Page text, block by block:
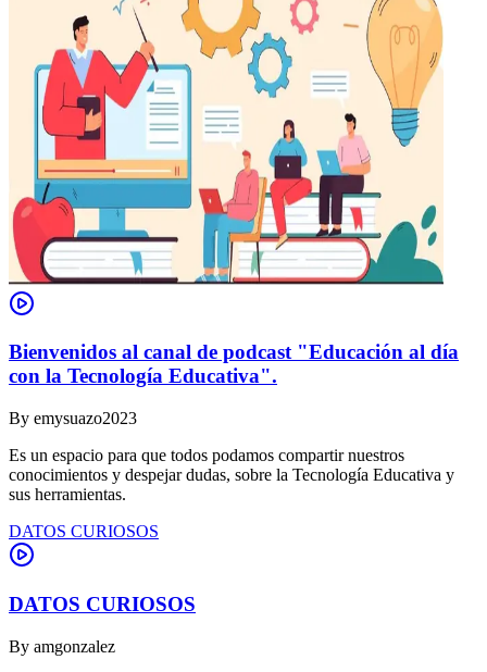
Bienvenidos al canal de podcast "Educación al día
con la Tecnología Educativa".
By emysuazo2023
Es un espacio para que todos podamos compartir nuestros
conocimientos y despejar dudas, sobre la Tecnología Educativa y
sus herramientas.
DATOS CURIOSOS
DATOS CURIOSOS
By amgonzalez